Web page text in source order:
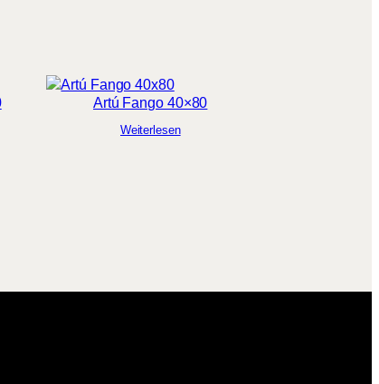
Artú Fango 40×80
Weiterlesen